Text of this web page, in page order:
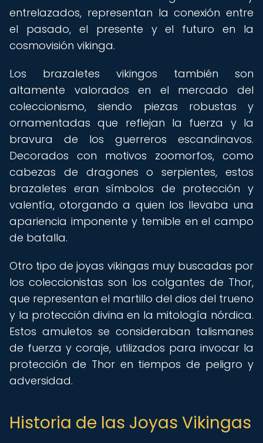
entrelazados, representan la conexión entre
el pasado, el presente y el futuro en la
cosmovisión vikinga.
Los brazaletes vikingos también son
altamente valorados en el mercado del
coleccionismo, siendo piezas robustas y
ornamentadas que reflejan la fuerza y la
bravura de los guerreros escandinavos.
Decorados con motivos zoomorfos, como
cabezas de dragones o serpientes, estos
brazaletes eran símbolos de protección y
valentía, otorgando a quien los llevaba una
apariencia imponente y temible en el campo
de batalla.
Otro tipo de joyas vikingas muy buscadas por
los coleccionistas son los colgantes de Thor,
que representan el martillo del dios del trueno
y la protección divina en la mitología nórdica.
Estos amuletos se consideraban talismanes
de fuerza y coraje, utilizados para invocar la
protección de Thor en tiempos de peligro y
adversidad.
Historia de las Joyas Vikingas